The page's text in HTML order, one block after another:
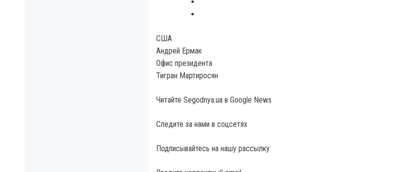
США
Андрей Ермак
Офис президента
Тигран Мартиросян
Читайте Segodnya.ua в Google News
Следите за нами в соцсетях
Подписывайтесь на нашу рассылку